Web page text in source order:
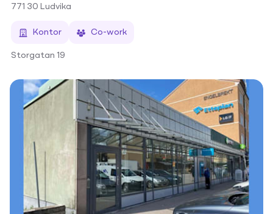
771 30 Ludvika
Kontor Co-work
Storgatan 19